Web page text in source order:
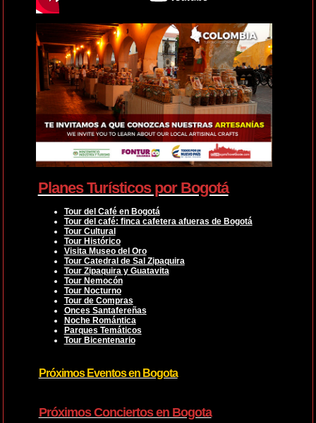
Planes Turísticos por Bogotá
Tour del Café en Bogotá
Tour del café: finca cafetera afueras de Bogotá
Tour Cultural
Tour Histórico
Visita Museo del Oro
Tour Catedral de Sal Zipaquira
Tour Zipaquira y Guatavita
Tour Nemocón
Tour Nocturno
Tour de Compras
Onces Santafereñas
Noche Romántica
Parques Temáticos
Tour Bicentenario
Próximos Eventos en Bogota
Próximos Conciertos en Bogota